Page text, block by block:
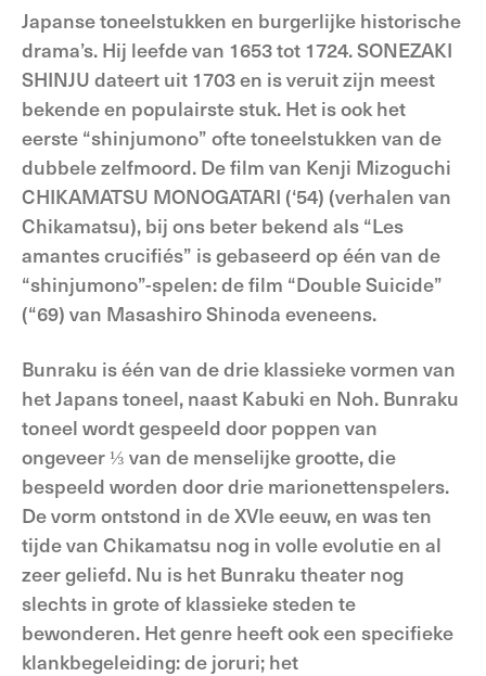
Japanse toneelstukken en burgerlijke historische
drama’s. Hij leefde van 1653 tot 1724. SONEZAKI
SHINJU dateert uit 1703 en is veruit zijn meest
bekende en populairste stuk. Het is ook het
eerste “shinjumono” ofte toneelstukken van de
dubbele zelfmoord. De film van Kenji Mizoguchi
CHIKAMATSU MONOGATARI (‘54) (verhalen van
Chikamatsu), bij ons beter bekend als “Les
amantes crucifiés” is gebaseerd op één van de
“shinjumono”-spelen: de film “Double Suicide”
(“69) van Masashiro Shinoda eveneens.
Bunraku is één van de drie klassieke vormen van
het Japans toneel, naast Kabuki en Noh. Bunraku
toneel wordt gespeeld door poppen van
ongeveer ⅓ van de menselijke grootte, die
bespeeld worden door drie marionettenspelers.
De vorm ontstond in de XVIe eeuw, en was ten
tijde van Chikamatsu nog in volle evolutie en al
zeer geliefd. Nu is het Bunraku theater nog
slechts in grote of klassieke steden te
bewonderen. Het genre heeft ook een specifieke
klankbegeleiding: de joruri; het